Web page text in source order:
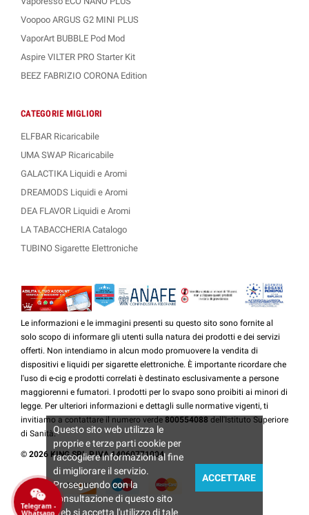
Voopoo ARGUS G2 MINI PLUS
VaporArt BUBBLE Pod Mod
Aspire VILTER PRO Starter Kit
BEEZ FABRIZIO CORONA Edition
CATEGORIE MIGLIORI
ELFBAR Ricaricabile
UMA SWAP Ricaricabile
GALACTIKA Liquidi e Aromi
DREAMODS Liquidi e Aromi
DEA FLAVOR Liquidi e Aromi
LA TABACCHERIA Catalogo
TUBINO Sigarette Elettroniche
Le informazioni e le immagini presenti su questo sito sono fornite al
solo scopo di informare gli utenti sulla natura dei prodotti e dei servizi
offerti. Non intendiamo in alcun modo promuovere la vendita di
dispositivi e liquidi per sigarette elettroniche. È importante ricordare che
l'uso di e-cig e prodotti correlati è destinato esclusivamente a persone
maggiorenni e fumatori. I prodotti per lo svapo sono proibiti ai minori di
legge. Per ulteriori informazioni e dettagli sulle normative vigenti, ti
invitiamo a contattare il numero verde 800554088 dell'Istituto Superiore
di Sanità.
© 2026 KING SRL P.IVA 14060771004
Questo sito web utilizza le
proprie e terze parti cookie per
raccogliere informazioni al fine
di migliorare il servizio.
Proseguendo con la
consultazione di questo sito
web si accetta l'utilizzo di tale
ACCETTARE
Telegram -